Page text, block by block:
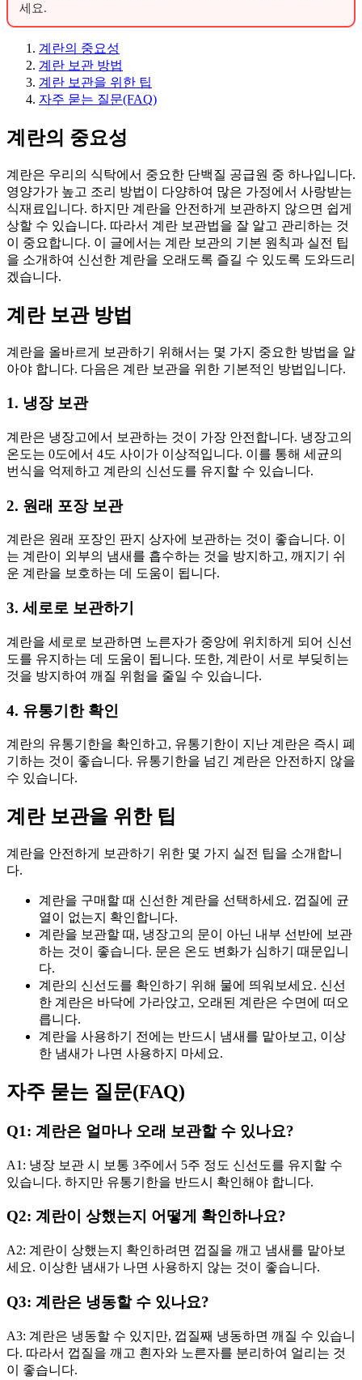
세요.
계란의 중요성
계란 보관 방법
계란 보관을 위한 팁
자주 묻는 질문(FAQ)
계란의 중요성
계란은 우리의 식탁에서 중요한 단백질 공급원 중 하나입니다.
영양가가 높고 조리 방법이 다양하여 많은 가정에서 사랑받는
식재료입니다. 하지만 계란을 안전하게 보관하지 않으면 쉽게
상할 수 있습니다. 따라서 계란 보관법을 잘 알고 관리하는 것
이 중요합니다. 이 글에서는 계란 보관의 기본 원칙과 실전 팁
을 소개하여 신선한 계란을 오래도록 즐길 수 있도록 도와드리
겠습니다.
계란 보관 방법
계란을 올바르게 보관하기 위해서는 몇 가지 중요한 방법을 알
아야 합니다. 다음은 계란 보관을 위한 기본적인 방법입니다.
1. 냉장 보관
계란은 냉장고에서 보관하는 것이 가장 안전합니다. 냉장고의
온도는 0도에서 4도 사이가 이상적입니다. 이를 통해 세균의
번식을 억제하고 계란의 신선도를 유지할 수 있습니다.
2. 원래 포장 보관
계란은 원래 포장인 판지 상자에 보관하는 것이 좋습니다. 이
는 계란이 외부의 냄새를 흡수하는 것을 방지하고, 깨지기 쉬
운 계란을 보호하는 데 도움이 됩니다.
3. 세로로 보관하기
계란을 세로로 보관하면 노른자가 중앙에 위치하게 되어 신선
도를 유지하는 데 도움이 됩니다. 또한, 계란이 서로 부딪히는
것을 방지하여 깨질 위험을 줄일 수 있습니다.
4. 유통기한 확인
계란의 유통기한을 확인하고, 유통기한이 지난 계란은 즉시 폐
기하는 것이 좋습니다. 유통기한을 넘긴 계란은 안전하지 않을
수 있습니다.
계란 보관을 위한 팁
계란을 안전하게 보관하기 위한 몇 가지 실전 팁을 소개합니
다.
계란을 구매할 때 신선한 계란을 선택하세요. 껍질에 균
열이 없는지 확인합니다.
계란을 보관할 때, 냉장고의 문이 아닌 내부 선반에 보관
하는 것이 좋습니다. 문은 온도 변화가 심하기 때문입니
다.
계란의 신선도를 확인하기 위해 물에 띄워보세요. 신선
한 계란은 바닥에 가라앉고, 오래된 계란은 수면에 떠오
릅니다.
계란을 사용하기 전에는 반드시 냄새를 맡아보고, 이상
한 냄새가 나면 사용하지 마세요.
자주 묻는 질문(FAQ)
Q1: 계란은 얼마나 오래 보관할 수 있나요?
A1: 냉장 보관 시 보통 3주에서 5주 정도 신선도를 유지할 수
있습니다. 하지만 유통기한을 반드시 확인해야 합니다.
Q2: 계란이 상했는지 어떻게 확인하나요?
A2: 계란이 상했는지 확인하려면 껍질을 깨고 냄새를 맡아보
세요. 이상한 냄새가 나면 사용하지 않는 것이 좋습니다.
Q3: 계란은 냉동할 수 있나요?
A3: 계란은 냉동할 수 있지만, 껍질째 냉동하면 깨질 수 있습니
다. 따라서 껍질을 깨고 흰자와 노른자를 분리하여 얼리는 것
이 좋습니다.